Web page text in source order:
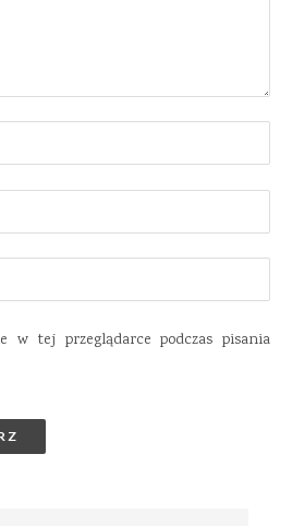
w tej przeglądarce podczas pisania